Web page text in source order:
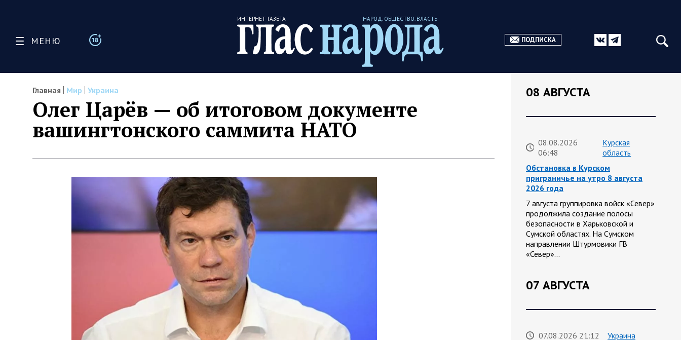
МЕНЮ
ИНТЕРНЕТ-ГАЗЕТА НАРОД. ОБЩЕСТВО. ВЛАСТЬ
ПОДПИСКА
Главная Мир Украина
Олег Царёв — об итоговом документе
вашингтонского саммита НАТО
08 АВГУСТА
08.08.2026
06:48
Курская
область
Обстановка в Курском
приграничье на утро 8 августа
2026 года
7 августа группировка войск «Север»
продолжила создание полосы
безопасности в Харьковской и
Сумской областях. На Сумском
направлении Штурмовики ГВ
«Север»…
07 АВГУСТА
07.08.2026 21:12
Украина